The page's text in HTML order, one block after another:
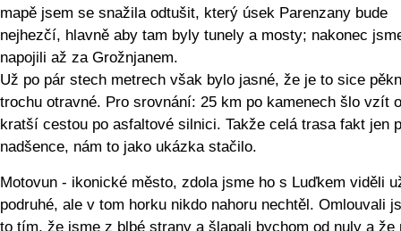
mapě jsem se snažila odtušit, který úsek Parenzany bude
nejhezčí, hlavně aby tam byly tunely a mosty; nakonec
napojili až za Grožnjanem.
Už po pár stech metrech však bylo jasné, že je to sice
trochu otravné. Pro srovnání: 25 km po kamenech šlo vzít
kratší cestou po asfaltové silnici. Takže celá trasa fakt jen
nadšence, nám to jako ukázka stačilo.
Motovun - ikonické město, zdola jsme ho s Luďkem viděli
podruhé, ale v tom horku nikdo nahoru nechtěl. Omlouvali
to tím, že jsme z blbé strany a šlapali bychom od nuly a že